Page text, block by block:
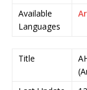
Available
Languages
Title